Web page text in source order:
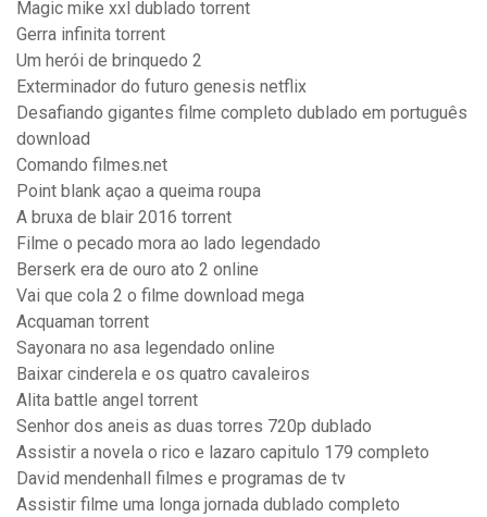
Magic mike xxl dublado torrent
Gerra infinita torrent
Um herói de brinquedo 2
Exterminador do futuro genesis netflix
Desafiando gigantes filme completo dublado em português
download
Comando filmes.net
Point blank açao a queima roupa
A bruxa de blair 2016 torrent
Filme o pecado mora ao lado legendado
Berserk era de ouro ato 2 online
Vai que cola 2 o filme download mega
Acquaman torrent
Sayonara no asa legendado online
Baixar cinderela e os quatro cavaleiros
Alita battle angel torrent
Senhor dos aneis as duas torres 720p dublado
Assistir a novela o rico e lazaro capitulo 179 completo
David mendenhall filmes e programas de tv
Assistir filme uma longa jornada dublado completo